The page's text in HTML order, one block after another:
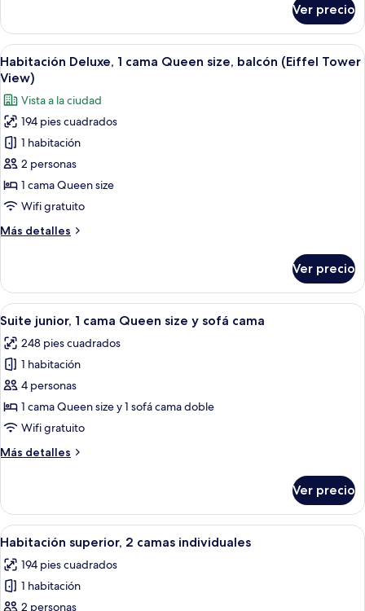
acceso
para
personas
con
movilidad
reducida
superior,
cama
Queen
acceso
para
personas
con
movilidad
Ver precio
Abrir
todas
las
fotos
de
Habitación
Deluxe,
1
cama
size,
Tower
View)
Un balcón con dos mesas redondas
6
Habitación Deluxe, 1 cama Queen size, balcón (Eiffel Tower
View)
Vista a la ciudad
194 pies cuadrados
1 habitación
2 personas
1 cama Queen size
Wifi gratuito
Más detalles
Más
Deluxe,
cama
Queen
size,
balcón
Tower
View)
Ver precio
Abrir
todas
las
fotos
de
Suite
junior,
cama
y
sofá
cama
Habitación de hotel con cama,
5
Suite junior, 1 cama Queen size y sofá cama
248 pies cuadrados
1 habitación
4 personas
1 cama Queen size y 1 sofá cama doble
Wifi gratuito
Más detalles
Más
junior,
cama
size
y
Ver precio
Abrir
todas
las
fotos
Una habitación de hotel con dos
5
Habitación superior, 2 camas individuales
194 pies cuadrados
1 habitación
2 personas